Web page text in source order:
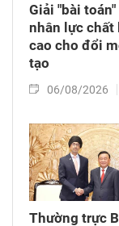
Giải "bài
nhân lực chất
cao cho đổi
tạo
06/08/2026
Thường trực